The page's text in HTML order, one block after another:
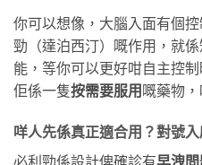
你可以想像，大腦入面有個
勁（達泊西汀）嘅作用，就
能，等你可以更好咁自主控
佢係一隻按需要服用嘅藥物，
咩人先係真正適合用？對號
必利勁係設計俾確診有早洩